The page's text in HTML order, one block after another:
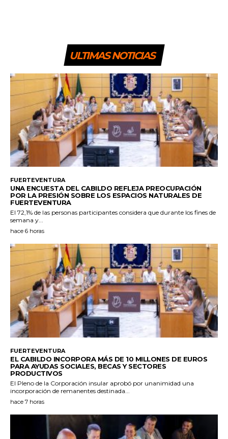
ULTIMAS NOTICIAS
FUERTEVENTURA
UNA ENCUESTA DEL CABILDO REFLEJA PREOCUPACIÓN
POR LA PRESIÓN SOBRE LOS ESPACIOS NATURALES DE
FUERTEVENTURA
El 72,1% de las personas participantes considera que durante los fines de
semana y...
hace 6 horas
FUERTEVENTURA
EL CABILDO INCORPORA MÁS DE 10 MILLONES DE EUROS
PARA AYUDAS SOCIALES, BECAS Y SECTORES
PRODUCTIVOS
El Pleno de la Corporación insular aprobó por unanimidad una
incorporación de remanentes destinada...
hace 7 horas